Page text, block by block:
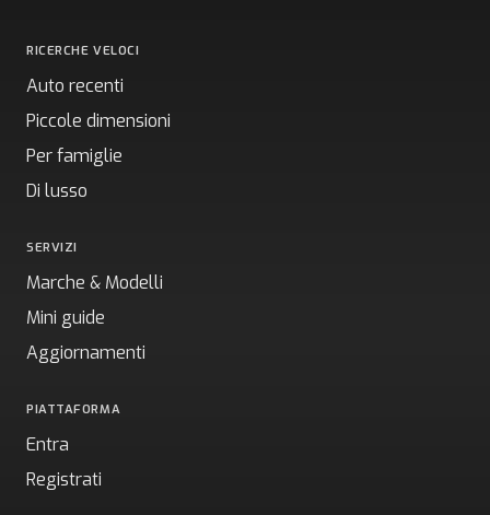
RICERCHE VELOCI
Auto recenti
Piccole dimensioni
Per famiglie
Di lusso
SERVIZI
Marche & Modelli
Mini guide
Aggiornamenti
PIATTAFORMA
Entra
Registrati